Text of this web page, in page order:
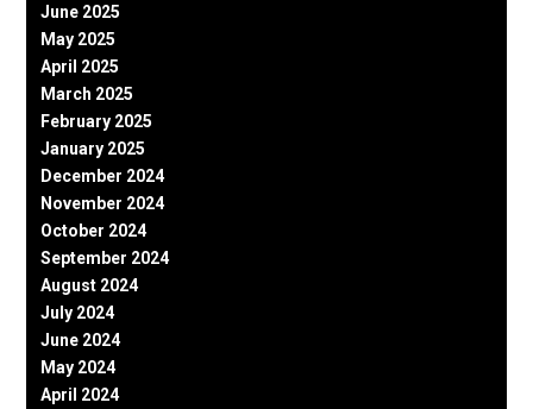
June 2025
May 2025
April 2025
March 2025
February 2025
January 2025
December 2024
November 2024
October 2024
September 2024
August 2024
July 2024
June 2024
May 2024
April 2024